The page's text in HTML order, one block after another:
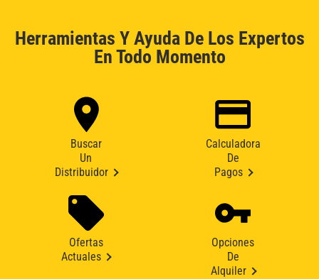
Herramientas Y Ayuda De Los Expertos
En Todo Momento
Buscar
Un
Distribuidor
Calculadora
De
Pagos
Ofertas
Actuales
Opciones
De
Alquiler